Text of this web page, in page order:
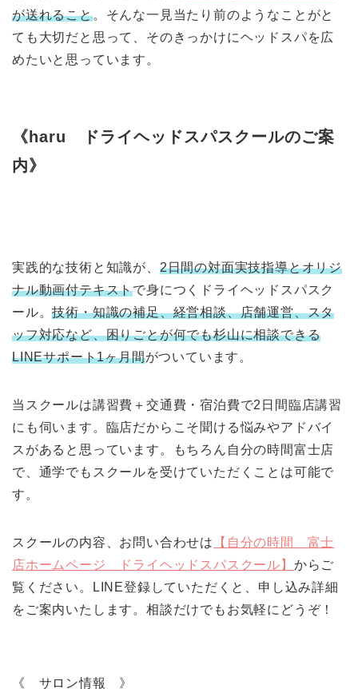
が送れること。そんな一見当たり前のようなことがと
ても大切だと思って、そのきっかけにヘッドスパを広
めたいと思っています。
《haru ドライヘッドスパスクールのご案
内》
実践的な技術と知識が、 2日間の対面実技指導とオリジ
ナル動画付テキストで身につくドライヘッドスパスク
ール。技術・知識の補足、経営相談、店舗運営、スタ
ッフ対応など、困りごとが何でも杉山に相談できる
LINEサポート1ヶ月間がついています。
当スクールは講習費＋交通費・宿泊費で2日間臨店講習
にも伺います。臨店だからこそ聞ける悩みやアドバイ
スがあると思っています。もちろん自分の時間富士店
で、通学でもスクールを受けていただくことは可能で
す。
スクールの内容、お問い合わせは
【自分の時間 富士
店ホームページ ドライヘッドスパスクール】 からご
覧ください。LINE登録していただくと、申し込み詳細
をご案内いたします。相談だけでもお気軽にどうぞ！
《 サロン情報 》